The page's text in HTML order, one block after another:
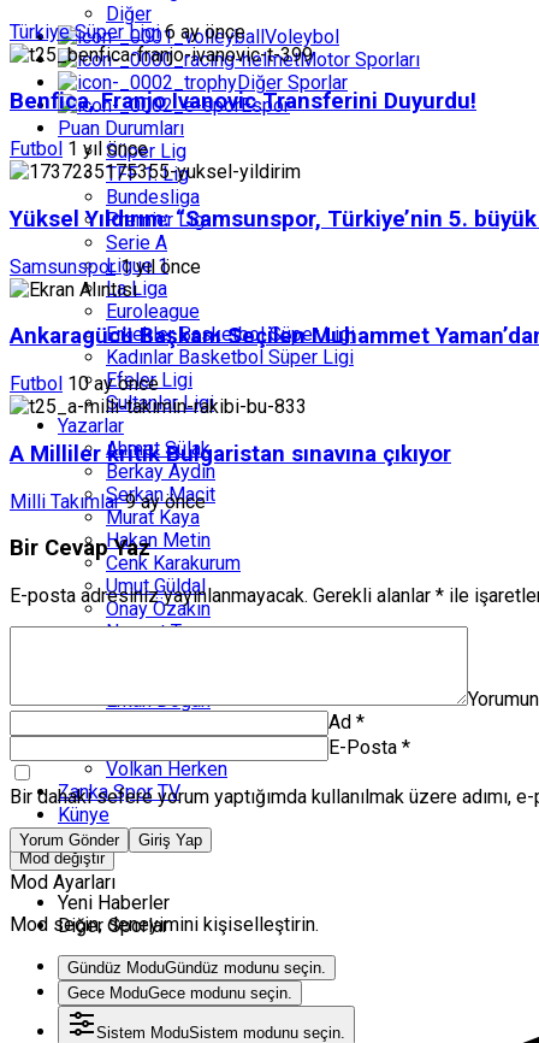
Diğer
Voleybol
Motor Sporları
Diğer Sporlar
Espor
Puan Durumları
Süper Lig
TFF 1. Lig
Bundesliga
Premier Lig
Serie A
Ligue 1
La Liga
Euroleague
Erkekler Basketbol Süper Ligi
Kadınlar Basketbol Süper Ligi
Efeler Ligi
Sultanlar Ligi
Yazarlar
Ahmet Sülak
Berkay Aydın
Serkan Macit
Murat Kaya
Hakan Metin
Cenk Karakurum
Umut Güldal
Onay Özakın
Nevzat Topçu
Erkan Doğan
Volkan Herken
Zanka Spor TV
Künye
Mod değiştir
Mod Ayarları
Mod seçin, deneyimini kişiselleştirin.
Gündüz ModuGündüz modunu seçin.
Gece ModuGece modunu seçin.
Sistem ModuSistem modunu seçin.
Türkiye Süper Ligi 6 ay önce
Benfica, Franjo Ivanovic Transferini Duyurdu!
Futbol 1 yıl önce
Yüksel Yıldırım: “Samsunspor, Türkiye’nin 5.
Samsunspor 1 yıl önce
Ankaragücü Başkanı Seçilen Muhammet
Futbol 10 ay önce
A Milliler kritik Bulgaristan sınavına çıkıyor
Milli Takımlar 9 ay önce
Bir Cevap Yaz
E-posta adresiniz yayınlanmayacak. Gerekli alanlar * ile
Ad *
E-Posta *
Bir dahaki sefere yorum yaptığımda kullanılmak üzere
Yorum Gönder Giriş Yap
Yeni Haberler
Diğer Sporlar